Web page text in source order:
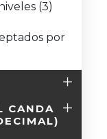
(3)
por
CANDA